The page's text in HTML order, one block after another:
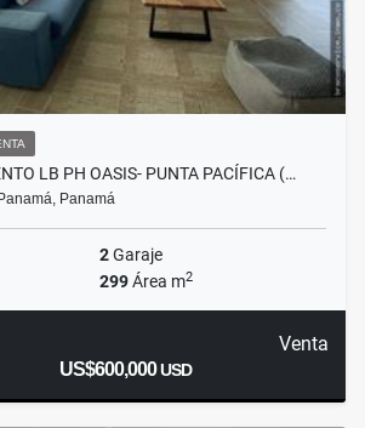
LB PH OASIS- PUNTA PACÍFICA (…
Panamá
2Garaje
299Área m2
Venta
US$600,000USD